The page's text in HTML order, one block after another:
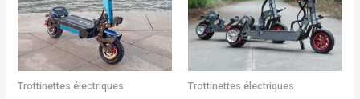
Trottinettes électriques Trottinettes électriques